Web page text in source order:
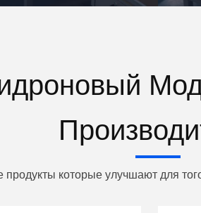
продукты которые улучшают для